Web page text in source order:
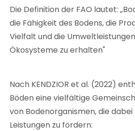
Die Definition der FAO lautet:
die Fähigkeit des Bodens, die
Vielfalt und die
Ökosysteme zu erhalten"
Nach KENDZIOR et al. (2022)
Böden eine vielfältige
von Bodenorganismen, die
Leistungen zu fördern: